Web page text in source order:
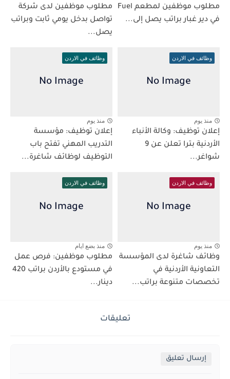
مطلوب موظفين لمطعم Fuel
في دير غبار براتب يصل إلى...
مطلوب موظفين لدى شركة
تواصل بدخل يومي ثابت وبراتب
يصل...
وظائف في الاردن
منذ يوم
إعلان توظيف: وكالة الأنباء
الأردنية بترا تعلن عن 9
شواغر...
وظائف في الاردن
منذ يوم
إعلان توظيف: مؤسسة
التدريب المهني تفتح باب
التوظيف لوظائف شاغرة...
وظائف في الاردن
منذ يوم
وظائف شاغرة لدى المؤسسة
التعاونية الأردنية في
تخصصات متنوعة براتب...
وظائف في الاردن
منذ بضع ايام
مطلوب موظفين: فرص عمل
في مستودع بالأردن براتب 420
دينار...
تعليقات
إرسال تعليق